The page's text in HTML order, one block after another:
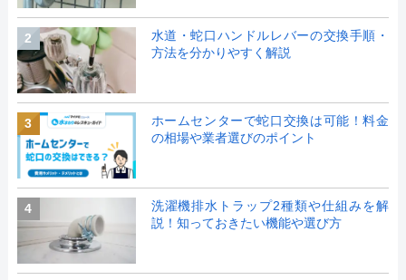
2
水道・蛇口ハンドルレバーの交換手順・
方法を分かりやすく解説
3
ホームセンターで蛇口交換は可能！料金
の相場や業者選びのポイント
4
洗濯機排水トラップ2種類や仕組みを解
説！知っておきたい機能や選び方